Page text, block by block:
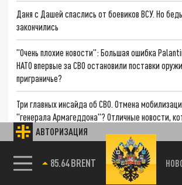
АВТОРИЗАЦИЯ
85.64 BRENT
Даня с Дашей спаслись от боевиков ВСУ. Но
закончились
"Очень плохие новости": Большая ошибка
НАТО впервые за СВО остановили поставки
приграничье?
Три главных инсайда об СВО. Отмена
"генерала Армагеддона"? Отличные новости,